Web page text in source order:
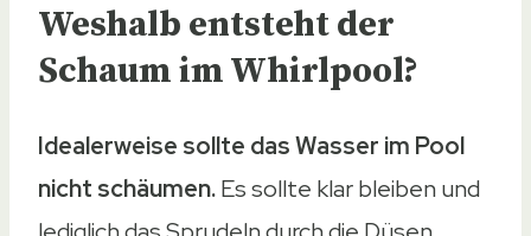
Weshalb entsteht der
Schaum im Whirlpool?
Idealerweise sollte das Wasser im Pool
nicht schäumen.Es sollte klar bleiben und